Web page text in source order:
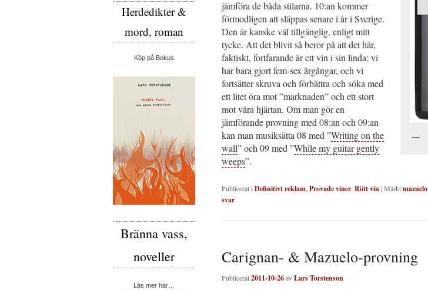
jämföra de båda stilarna. 10:an kommer
förmodligen att släppas senare i år i Sverige.
Den är kanske väl tillgänglig, enligt mitt
tycke. Att det blivit så beror på att det här,
faktiskt, fortfarande är ett vin i sin linda; vi
har bara gjort fem-sex årgångar, och vi
fortsätter skruva och förbättra och söka med
ett litet öra mot ”marknaden” och ett stort
mot våra hjärtan. Om man gör en
jämförande provning med 08:an och 09:an
kan man musiksätta 08 med ”Writing on the
wall” och 09 med ”While my guitar gently
weeps”.
Publicerat i Definitivt reklam Provade viner Rött vin|Märktmazuelo
svar
Carignan- & Mazuelo-provning
Publicerat2011-10-26avLars Torstenson
Herdedikter &
mord, roman
Köp på Bokus
Bränna vass,
noveller
Läs mer här…